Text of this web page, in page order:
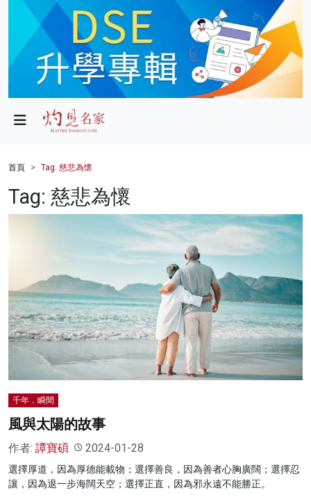
政局
財經
健康
影片
名家榜
灼見活動
首頁 Tag: 慈悲為懷
Tag: 慈悲為懷
千年．瞬間
風與太陽的故事
作者: 譚寶碩 2024-01-28
選擇厚道，因為厚德能載物；選擇善良，因為善者心胸廣闊；選擇忍
讓，因為退一步海闊天空；選擇正直，因為邪永遠不能勝正。